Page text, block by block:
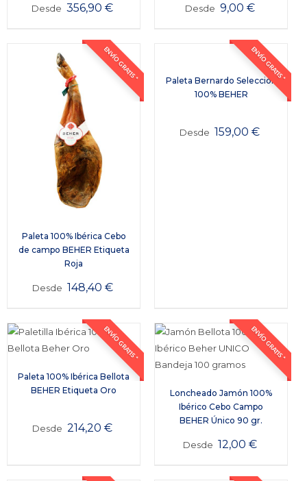
Desde 356,90€ Desde 9,00 €
ENVÍO GRATIS *
Paleta 100% Ibérica Cebo
de campo BEHER Etiqueta
Roja
Desde 148,40 €
ENVÍO GRATIS *
Paleta Bernardo Selección
100% BEHER
Desde 159,00€
ENVÍO GRATIS *
Paleta 100% Ibérica Bellota
BEHER Etiqueta Oro
Desde 214,20€
ENVÍO GRATIS *
Loncheado Jamón 100%
Ibérico Cebo Campo
BEHER Único 90 gr.
Desde 12,00 €